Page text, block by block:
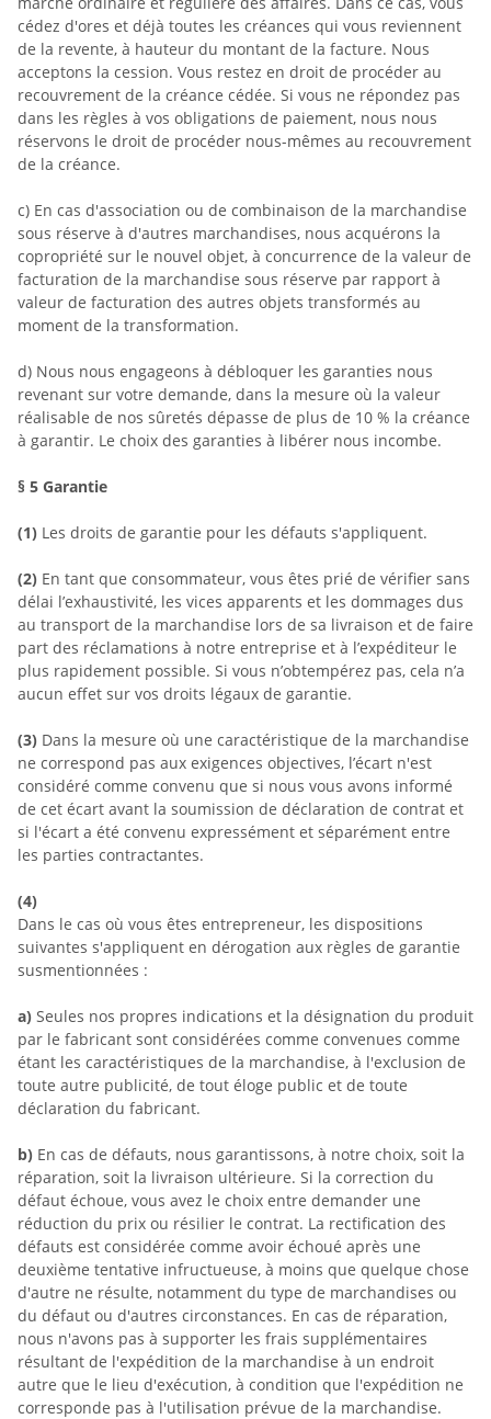
cédez d'ores et déjà toutes les créances qui vous reviennent
de la revente, à hauteur du montant de la facture. Nous
acceptons la cession. Vous restez en droit de procéder au
recouvrement de la créance cédée. Si vous ne répondez pas
dans les règles à vos obligations de paiement, nous nous
réservons le droit de procéder nous-mêmes au recouvrement
de la créance.
c) En cas d'association ou de combinaison de la marchandise
sous réserve à d'autres marchandises, nous acquérons la
copropriété sur le nouvel objet, à concurrence de la valeur de
facturation de la marchandise sous réserve par rapport à
valeur de facturation des autres objets transformés au
moment de la transformation.
d) Nous nous engageons à débloquer les garanties nous
revenant sur votre demande, dans la mesure où la valeur
réalisable de nos sûretés dépasse de plus de 10 % la créance
à garantir. Le choix des garanties à libérer nous incombe.
§ 5 Garantie
(1) Les droits de garantie pour les défauts s'appliquent.
(2) En tant que consommateur, vous êtes prié de vérifier sans
délai l’exhaustivité, les vices apparents et les dommages dus
au transport de la marchandise lors de sa livraison et de faire
part des réclamations à notre entreprise et à l’expéditeur le
plus rapidement possible. Si vous n’obtempérez pas, cela n’a
aucun effet sur vos droits légaux de garantie.
(3) Dans la mesure où une caractéristique de la marchandise
ne correspond pas aux exigences objectives, l’écart n'est
considéré comme convenu que si nous vous avons informé
de cet écart avant la soumission de déclaration de contrat et
si l'écart a été convenu expressément et séparément entre
les parties contractantes.
(4)
Dans le cas où vous êtes entrepreneur, les dispositions
suivantes s'appliquent en dérogation aux règles de garantie
susmentionnées :
a) Seules nos propres indications et la désignation du produit
par le fabricant sont considérées comme convenues comme
étant les caractéristiques de la marchandise, à l'exclusion de
toute autre publicité, de tout éloge public et de toute
déclaration du fabricant.
b) En cas de défauts, nous garantissons, à notre choix, soit la
réparation, soit la livraison ultérieure. Si la correction du
défaut échoue, vous avez le choix entre demander une
réduction du prix ou résilier le contrat. La rectification des
défauts est considérée comme avoir échoué après une
deuxième tentative infructueuse, à moins que quelque chose
d'autre ne résulte, notamment du type de marchandises ou
du défaut ou d'autres circonstances. En cas de réparation,
nous n'avons pas à supporter les frais supplémentaires
résultant de l'expédition de la marchandise à un endroit
autre que le lieu d'exécution, à condition que l'expédition ne
corresponde pas à l'utilisation prévue de la marchandise.